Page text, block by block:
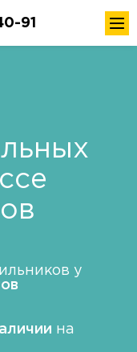
91
у
на